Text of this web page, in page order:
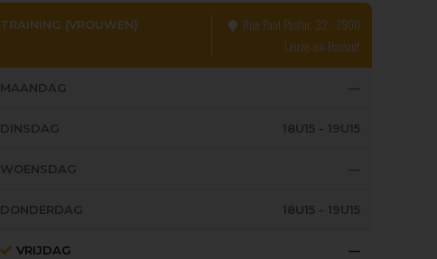
TRAINING (VROUWEN)
Rue Paul Pastur, 32 - 7900
Leuze-en-Hainaut
MAANDAG —
DINSDAG 18U15 - 19U15
WOENSDAG —
DONDERDAG 18U15 - 19U15
VRIJDAG —